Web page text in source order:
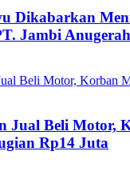
Dikabarkan
Jambi
Jual Beli Motor,
Rp14 Juta